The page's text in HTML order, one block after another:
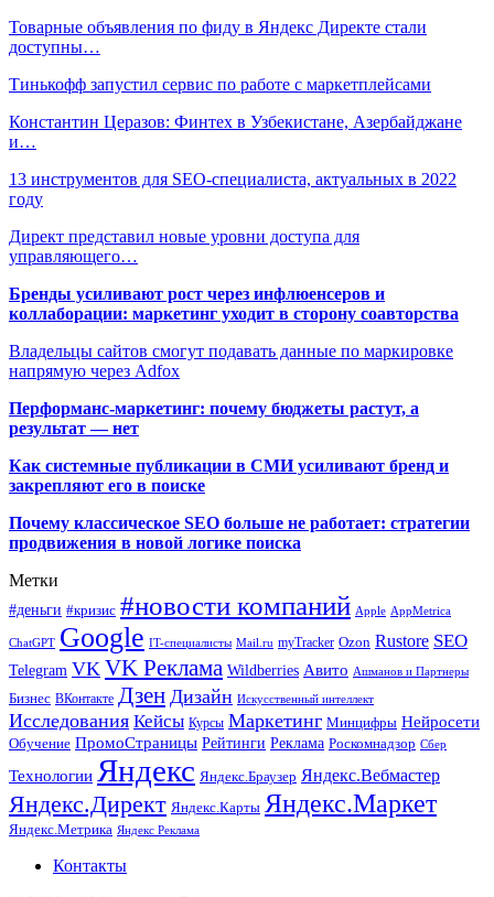
Товарные объявления по фиду в Яндекс Директе стали
доступны…
Тинькофф запустил сервис по работе с маркетплейсами
Константин Церазов: Финтех в Узбекистане, Азербайджане
и…
13 инструментов для SEO-специалиста, актуальных в 2022
году
Директ представил новые уровни доступа для
управляющего…
Бренды усиливают рост через инфлюенсеров и
коллаборации: маркетинг уходит в сторону соавторства
Владельцы сайтов смогут подавать данные по маркировке
напрямую через Adfox
Перформанс-маркетинг: почему бюджеты растут, а
результат — нет
Как системные публикации в СМИ усиливают бренд и
закрепляют его в поиске
Почему классическое SEO больше не работает: стратегии
продвижения в новой логике поиска
Метки
#деньги #кризис #новости компаний Apple AppMetrica
ChatGPT Google IT-специалисты Mail.ru myTracker Ozon Rustore SEO
Telegram VK VK Реклама Wildberries Авито Ашманов и Партнеры
Бизнес ВКонтакте Дзен Дизайн Искусственный интеллект
Исследования Кейсы Курсы Маркетинг Минцифры Нейросети
Обучение ПромоСтраницы Рейтинги Реклама Роскомнадзор Сбер
Технологии Яндекс Яндекс.Браузер Яндекс.Вебмастер
Яндекс.Директ Яндекс.Карты Яндекс.Маркет
Яндекс.Метрика Яндекс Реклама
Контакты